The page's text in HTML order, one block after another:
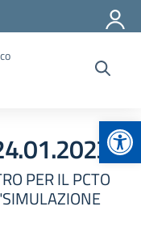
PER IL PCTO